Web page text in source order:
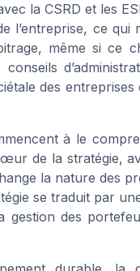
la CSRD et les
l’entreprise, ce
même si ce
conseils
des
à le
de la stratégie,
la nature des
se traduit par
gestion des